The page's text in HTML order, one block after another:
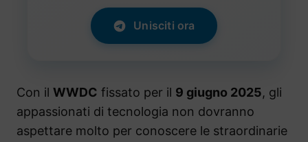
Unisciti ora
Con il WWDC fissato per il 9 giugno 2025, gli
appassionati di tecnologia non dovranno
aspettare molto per conoscere le straordinarie